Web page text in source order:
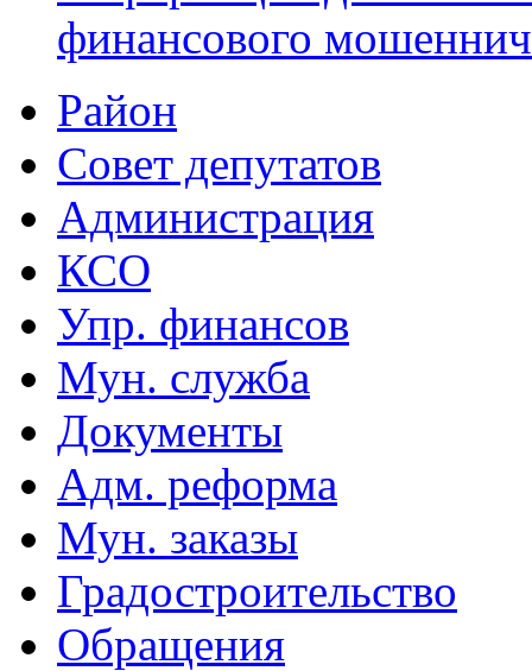
финансового
Район
Совет депутатов
Администрация
КСО
Упр. финансов
Мун. служба
Документы
Адм. реформа
Мун. заказы
Градостроительство
Обращения